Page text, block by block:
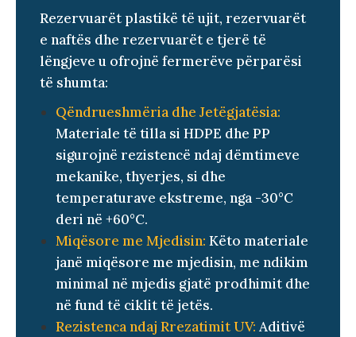
Rezervuarët plastikë të ujit, rezervuarët
e naftës dhe rezervuarët e tjerë të
lëngjeve u ofrojnë fermerëve përparësi
të shumta:
Qëndrueshmëria dhe Jetëgjatësia:
Materiale të tilla si HDPE dhe PP
sigurojnë rezistencë ndaj dëmtimeve
mekanike, thyerjes, si dhe
temperaturave ekstreme, nga -30°C
deri në +60°C.
Miqësore me Mjedisin: Këto materiale
janë miqësore me mjedisin, me ndikim
minimal në mjedis gjatë prodhimit dhe
në fund të ciklit të jetës.
Rezistenca ndaj Rrezatimit UV: Aditivë